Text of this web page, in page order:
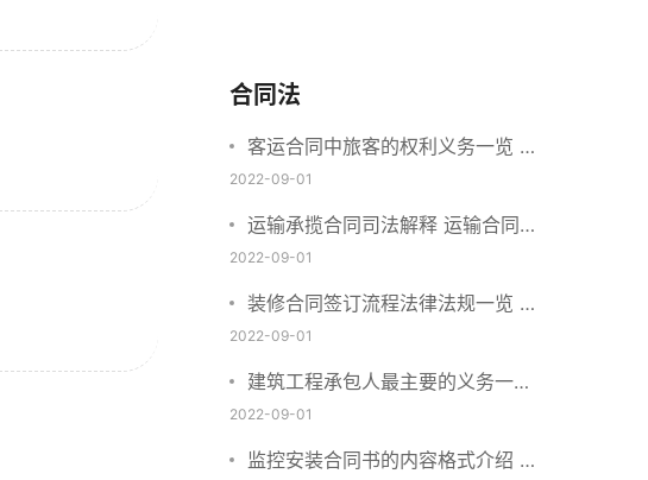
合什么要件？
合同法
客运合同中旅客的权利义务一览 主
要包括这些内容
2022-09-01
运输承揽合同司法解释 运输合同中
承运人的义务有哪些
2022-09-01
装修合同签订流程法律法规一览 律
师解答
2022-09-01
建筑工程承包人最主要的义务一览
承包合同内容介绍
2022-09-01
监控安装合同书的内容格式介绍 一